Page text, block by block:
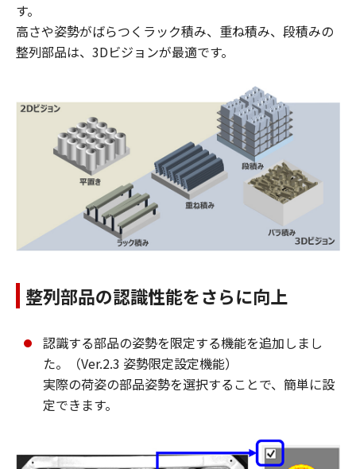
す。
高さや姿勢がばらつくラック積み、重ね積み、段積みの
整列部品は、3Dビジョンが最適です。
整列部品の認識性能をさらに向上
認識する部品の姿勢を限定する機能を追加しまし
た。（Ver.2.3 姿勢限定設定機能）
実際の荷姿の部品姿勢を選択することで、簡単に設
定できます。